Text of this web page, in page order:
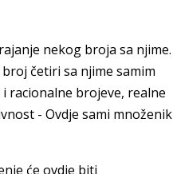
nekog broja sa njime.
četiri sa njime samim
racionalne brojeve, realne
- Ovdje sami množenik
će ovdje biti